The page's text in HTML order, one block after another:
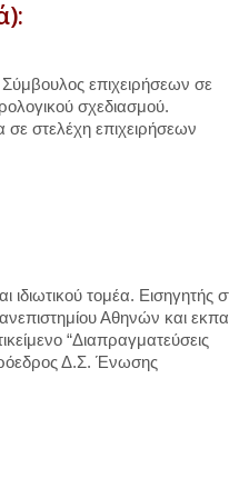
επιχειρήσεων σε
σχεδιασμού.
σε στελέχη επιχειρήσεων
ιδιωτικού τομέα. Εισηγητής
Αθηνών και
“Διαπραγματεύσεις
Δ.Σ. Ένωσης